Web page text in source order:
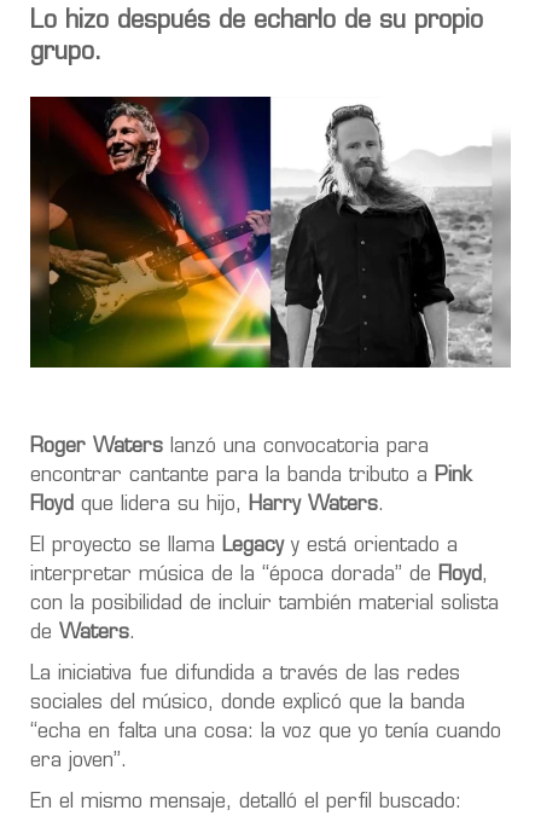
Lo hizo después de echarlo de su propio
grupo.
Roger Waters lanzó una convocatoria para
encontrar cantante para la banda tributo a Pink
Floyd que lidera su hijo, Harry Waters.
El proyecto se llama Legacyy está orientado a
interpretar música de la “época dorada” de Floyd,
con la posibilidad de incluir también material solista
de Waters.
La iniciativa fue difundida a través de las redes
sociales del músico, donde explicó que la banda
“echa en falta una cosa: la voz que yo tenía cuando
era joven”.
En el mismo mensaje, detalló el perfil buscado: